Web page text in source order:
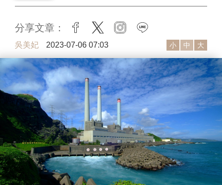
分享文章： facebook
twitter instagram
吳美妃 2023-07-06 07:03 小 中 大